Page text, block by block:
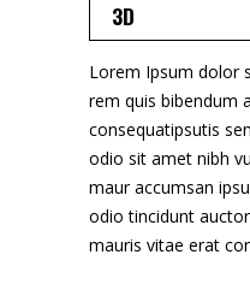
3D
Lorem Ipsum dolor
rem quis bibendum
consequatipsutis
odio sit amet nibh
maur accumsan
odio tincidunt
mauris vitae erat